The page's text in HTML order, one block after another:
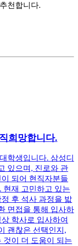
천합니다.
희망합니다.
학생입니다. 삼성디
있으며, 진로와 관
되어 현직자분들
현재 고민하고 있는
후 석사 과정을 밟
면접을 통해 입사하
학사로 입사하여
괜찮은 선택인지,
것이 더 도움이 되는